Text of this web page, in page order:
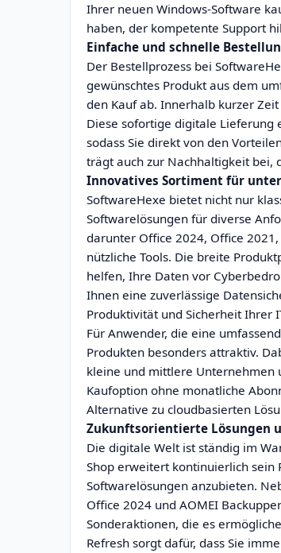
Ihrer neuen Windows-Software
haben, der kompetente Support
Einfache und schnelle
Der Bestellprozess bei
gewünschtes Produkt aus dem
den Kauf ab. Innerhalb kurzer
Diese sofortige digitale Lieferung
sodass Sie direkt von den
trägt auch zur Nachhaltigkeit bei,
Innovatives Sortiment für
SoftwareHexe bietet nicht nur
Softwarelösungen für diverse
darunter Office 2024, Office
nützliche Tools. Die breite
helfen, Ihre Daten vor
Ihnen eine zuverlässige
Produktivität und Sicherheit Ihrer
Für Anwender, die eine
Produkten besonders attraktiv.
kleine und mittlere
Kaufoption ohne monatliche
Alternative zu cloudbasierten
Zukunftsorientierte Lösungen
Die digitale Welt ist ständig im
Shop erweitert kontinuierlich sein
Softwarelösungen anzubieten.
Office 2024 und AOMEI
Sonderaktionen, die es
Refresh sorgt dafür, dass Sie